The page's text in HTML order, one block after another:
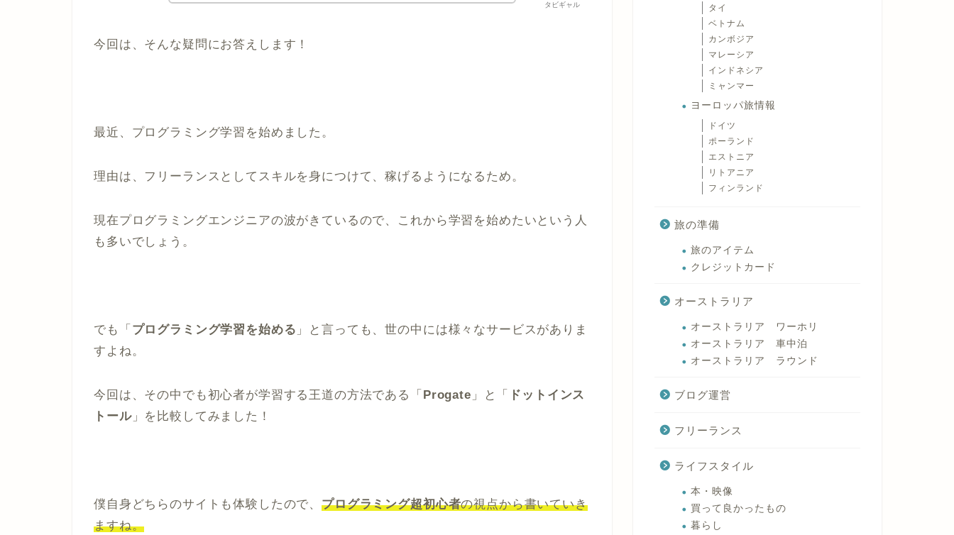
タビギャル
今回は、そんな疑問にお答えします！
最近、プログラミング学習を始めました。
理由は、フリーランスとしてスキルを身につけて、稼げるようになるため。
現在プログラミングエンジニアの波がきているので、これから学習を始めたいという人
も多いでしょう。
でも「 プログラミング学習を始める 」と言っても、世の中には様々なサービスがありま
すよね。
今回は、その中でも初心者が学習する王道の方法である「 Progate 」と「
ドットインス
トール」を比較してみました！
僕自身どちらのサイトも体験したので、プログラミング超初心者の視点から書いていき
ますね。
タイ
ベトナム
カンボジア
マレーシア
インドネシア
ミャンマー
ヨーロッパ旅情報
ドイツ
ポーランド
エストニア
リトアニア
フィンランド
旅の準備
旅のアイテム
クレジットカード
オーストラリア
オーストラリア ワーホリ
オーストラリア 車中泊
オーストラリア ラウンド
ブログ運営
フリーランス
ライフスタイル
本・映像
買って良かったもの
暮らし